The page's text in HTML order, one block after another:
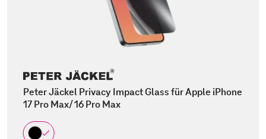
Peter Jäckel Privacy Impact Glass für Apple iPhone
17 Pro Max/ 16 Pro Max